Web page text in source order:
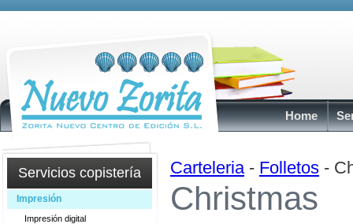
Servicios copistería
Impresión
Impresión digital
Carteleria- Folletos -
Christmas
Home